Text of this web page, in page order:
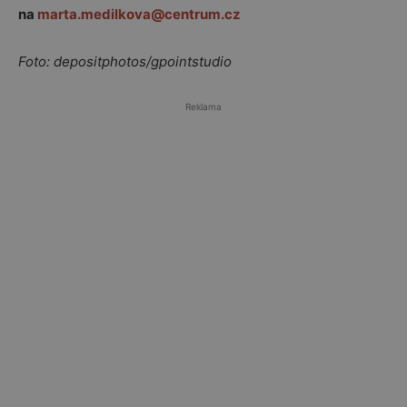
na marta.medilkova@centrum.cz
Foto: depositphotos/gpointstudio
Reklama